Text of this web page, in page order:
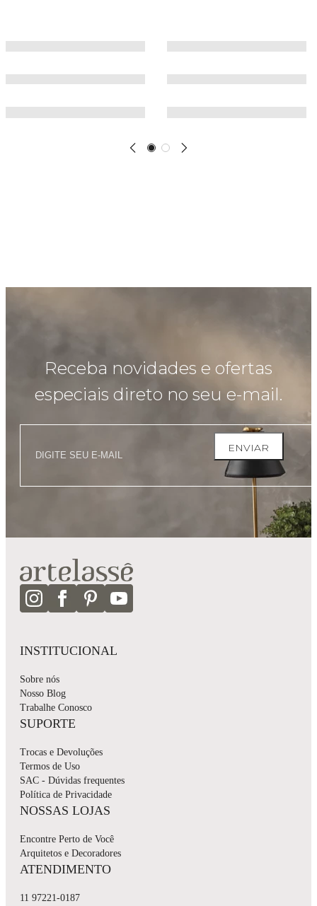
Receba novidades e ofertas
especiais direto no seu e-mail.
ENVIAR
INSTITUCIONAL
Sobre nós
Nosso Blog
Trabalhe Conosco
SUPORTE
Trocas e Devoluções
Termos de Uso
SAC - Dúvidas frequentes
Política de Privacidade
NOSSAS LOJAS
Encontre Perto de Você
Arquitetos e Decoradores
ATENDIMENTO
11 97221-0187